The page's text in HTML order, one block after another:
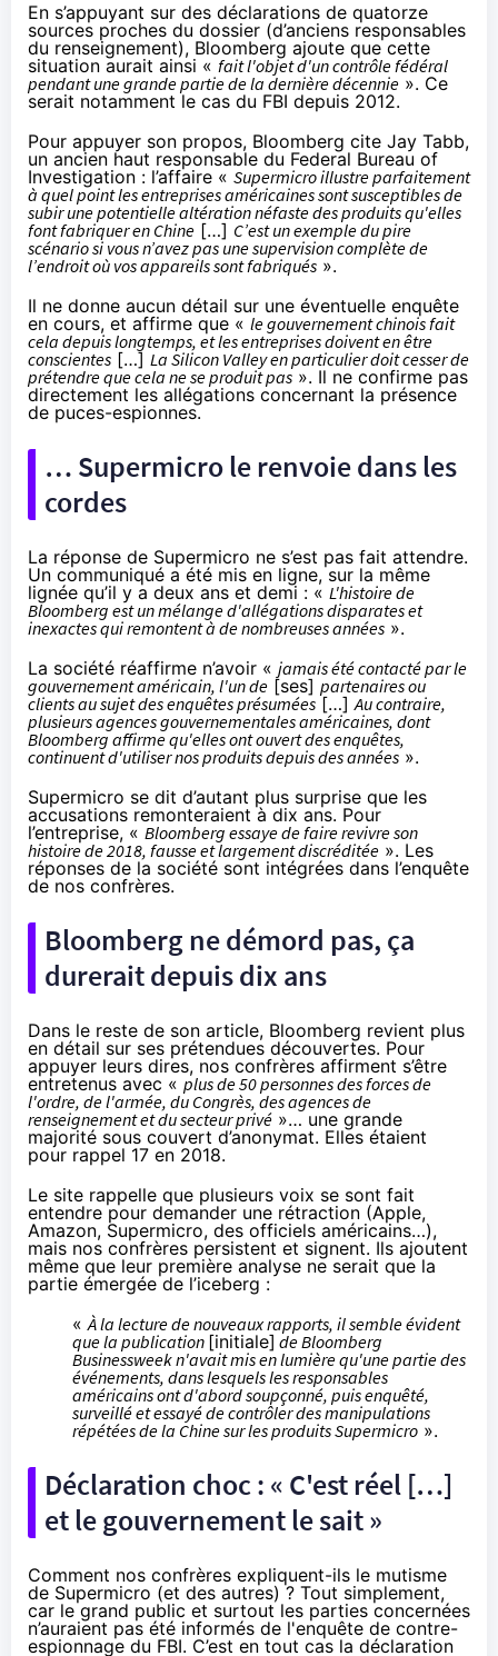
En s’appuyant sur des déclarations de quatorze
sources proches du dossier (d’anciens responsables
du renseignement), Bloomberg ajoute que cette
situation aurait ainsi « fait l'objet d'un contrôle fédéral
pendant une grande partie de la dernière décennie ». Ce
serait notamment le cas du FBI depuis 2012.
Pour appuyer son propos, Bloomberg cite Jay Tabb,
un ancien haut responsable du Federal Bureau of
Investigation : l’affaire « Supermicro illustre parfaitement
à quel point les entreprises américaines sont susceptibles de
subir une potentielle altération néfaste des produits qu'elles
font fabriquer en Chine […] C’est un exemple du pire
scénario si vous n’avez pas une supervision complète de
l’endroit où vos appareils sont fabriqués ».
Il ne donne aucun détail sur une éventuelle enquête
en cours, et affirme que « le gouvernement chinois fait
cela depuis longtemps, et les entreprises doivent en être
conscientes […] La Silicon Valley en particulier doit cesser de
prétendre que cela ne se produit pas ». Il ne confirme pas
directement les allégations concernant la présence
de puces-espionnes.
… Supermicro le renvoie dans les
cordes
La réponse de Supermicro ne s’est pas fait attendre.
Un communiqué a été mis en ligne, sur la même
lignée qu’il y a deux ans et demi : « L'histoire de
Bloomberg est un mélange d'allégations disparates et
inexactes qui remontent à de nombreuses années ».
La société réaffirme n’avoir « jamais été contacté par le
gouvernement américain, l'un de [ses] partenaires ou
clients au sujet des enquêtes présumées […]Au contraire,
plusieurs agences gouvernementales américaines, dont
Bloomberg affirme qu'elles ont ouvert des enquêtes,
continuent d'utiliser nos produits depuis des années ».
Supermicro se dit d’autant plus surprise que les
accusations remonteraient à dix ans. Pour
l’entreprise, « Bloomberg essaye de faire revivre son
histoire de 2018, fausse et largement discréditée ». Les
réponses de la société sont intégrées dans l’enquête
de nos confrères.
Bloomberg ne démord pas, ça
durerait depuis dix ans
Dans le reste de son article, Bloomberg revient plus
en détail sur ses prétendues découvertes. Pour
appuyer leurs dires, nos confrères affirment s’être
entretenus avec « plus de 50 personnes des forces de
l'ordre, de l'armée, du Congrès, des agences de
renseignement et du secteur privé »… une grande
majorité sous couvert d’anonymat. Elles étaient
pour rappel 17 en 2018.
Le site rappelle que plusieurs voix se sont fait
entendre pour demander une rétraction (Apple,
Amazon, Supermicro, des officiels américains…),
mais nos confrères persistent et signent. Ils ajoutent
même que leur première analyse ne serait que la
partie émergée de l’iceberg :
«À la lecture de nouveaux rapports, il semble évident
que la publication [initiale] de Bloomberg
Businessweek n'avait mis en lumière qu'une partie des
événements, dans lesquels les responsables
américains ont d'abord soupçonné, puis enquêté,
surveillé et essayé de contrôler des manipulations
répétées de la Chine sur les produits Supermicro ».
Déclaration choc : « C'est réel […]
et le gouvernement le sait »
Comment nos confrères expliquent-ils le mutisme
de Supermicro (et des autres) ? Tout simplement,
car le grand public et surtout les parties concernées
n’auraient pas été informés de l'enquête de contre-
espionnage du FBI. C’est en tout cas la déclaration